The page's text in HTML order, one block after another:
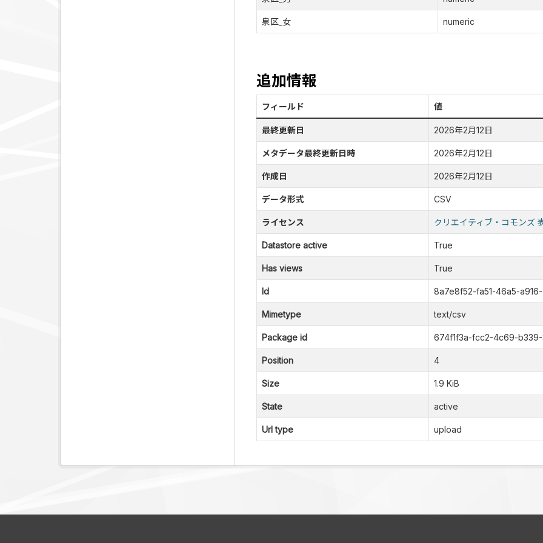
泉区_女 numeric
追加情報
フィールド 値
最終更新日 2026年2月12日
メタデータ最終更新日時 2026年2月12日
作成日 2026年2月12日
データ形式 CSV
ライセンス クリエイティブ・コモンズ
Datastore active True
Has views True
Id 8a7e8f52-fa51-46a5-
Mimetype text/csv
Package id 674f1f3a-fcc2-4c69-b339-
Position 4
Size 1.9 KiB
State active
Url type upload